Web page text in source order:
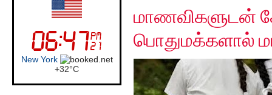
New York
+32°C
மாணவிகளுடன்
பொதுமக்களால்